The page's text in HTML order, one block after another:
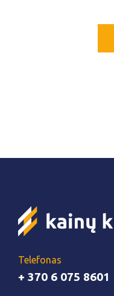
Telefonas
+ 370 6 075 8601